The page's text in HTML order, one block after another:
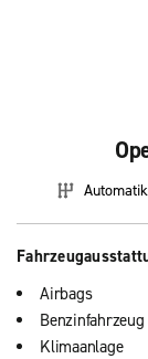
Airbags
Benzinfahrzeug
Klimaanlage